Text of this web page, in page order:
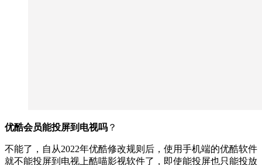
优酷会员能投屏到电视吗 ？
不能了，自从2022年优酷修改规则后，使用手机端的优酷软件
就不能投屏到电视上酷喵影视软件了，即使能投屏也只能投放